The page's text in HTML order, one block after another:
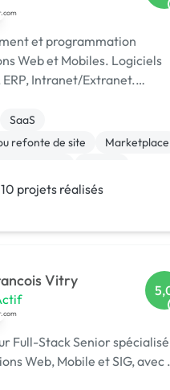
et programmation
et Mobiles. Logiciels
ERP, Intranet/Extranet.
SaaS
refonte de site
Marketplace
Java IoT
10 projets réalisés
Vitry
Full-Stack Senior spécialisé
Web, Mobile et SIG, avec